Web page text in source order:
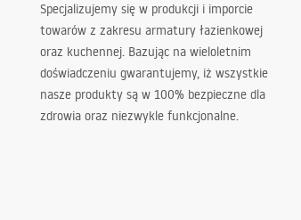
Specjalizujemy się w produkcji i imporcie
towarów z zakresu armatury łazienkowej
oraz kuchennej. Bazując na wieloletnim
doświadczeniu gwarantujemy, iż wszystkie
nasze produkty są w 100% bezpieczne dla
zdrowia oraz niezwykle funkcjonalne.